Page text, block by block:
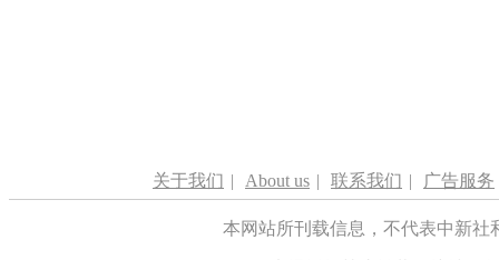
关于我们 | About us | 联系我们 | 广告服务
本网站所刊载信息，不代表中新